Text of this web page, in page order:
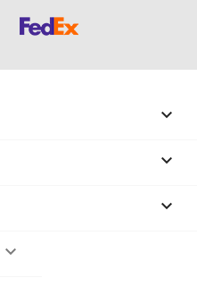



keyboard_arrow_down